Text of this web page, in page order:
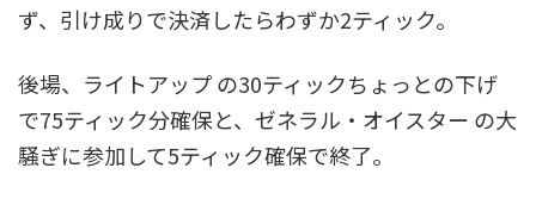
ず、引け成りで決済したらわずか2ティック。
後場、ライトアップ の30ティックちょっとの下げ
で75ティック分確保と、ゼネラル・オイスター の大
騒ぎに参加して5ティック確保で終了。